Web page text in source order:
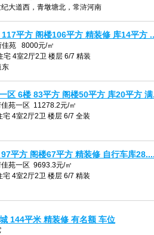
大道西，青墩塘北，常浒河南
平方 阁楼106平方 精装修 库14平方
佳苑 8000元/㎡
宅 4室2厅2卫 楼层 6/7 精装
东
区 6楼 83平方 阁楼50平方 库20平方
苑一区 11278.2元/㎡
宅 4室2厅2卫 楼层 6/7 全装
平方 阁楼67平方 精装修 自行车库
苑一区 9693.3元/㎡
宅 4室2厅2卫 楼层 6/7 精装
144平米 精装修 有名额 车位